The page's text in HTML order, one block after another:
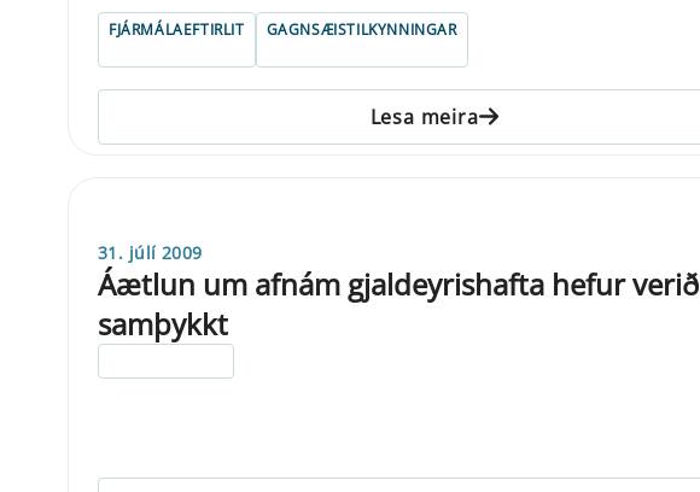
FJÁRMÁLAEFTIRLIT GAGNSÆISTILKYNNINGAR
Lesa meira
31. júlí 2009
Áætlun um afnám gjaldeyrishafta hefur verið
samþykkt